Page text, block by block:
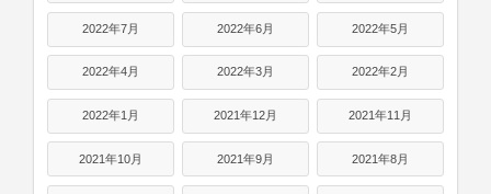
2022年7月 2022年6月 2022年5月
2022年4月 2022年3月 2022年2月
2022年1月 2021年12月 2021年11月
2021年10月 2021年9月 2021年8月